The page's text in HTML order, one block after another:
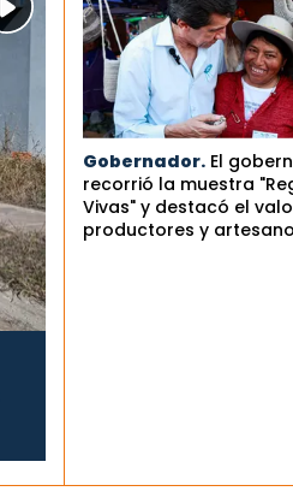
Gobernador. El
recorrió la muestra
Vivas" y destacó el
productores y